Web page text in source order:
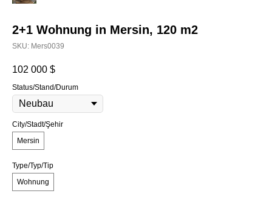
2+1 Wohnung in Mersin, 120 m2
SKU: Mers0039
102 000 $
Status/Stand/Durum
City/Stadt/Şehir
Mersin
Type/Typ/Tip
Wohnung